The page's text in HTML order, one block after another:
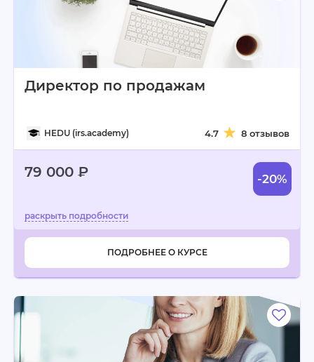
Директор по продажам
HEDU (irs.academy) 4.7 8 отзывов
79 000 ₽ -20%
ПОДРОБНЕЕ О КУРСЕ